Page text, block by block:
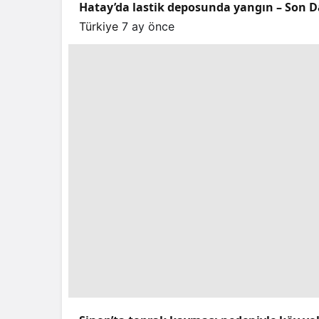
Hatay’da lastik deposunda yangın – Son
Türkiye 7 ay önce